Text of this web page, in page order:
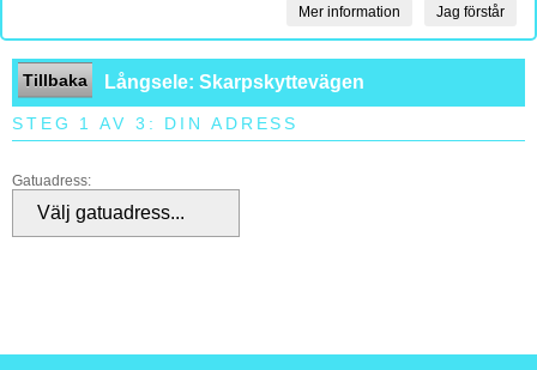
Jag förstår
Mer information
Tillbaka Långsele: Skarpskyttevägen
STEG 1 AV 3: DIN ADRESS
Gatuadress: